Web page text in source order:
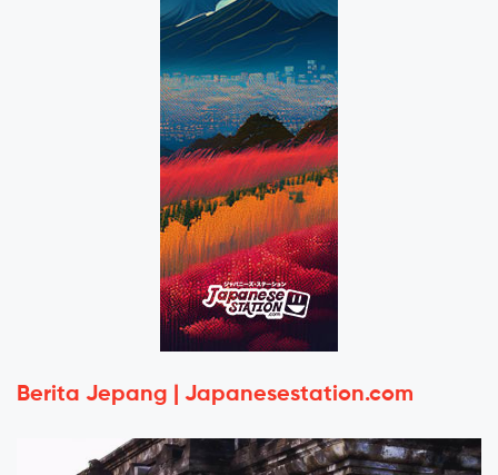
Berita Jepang | Japanesestation.com